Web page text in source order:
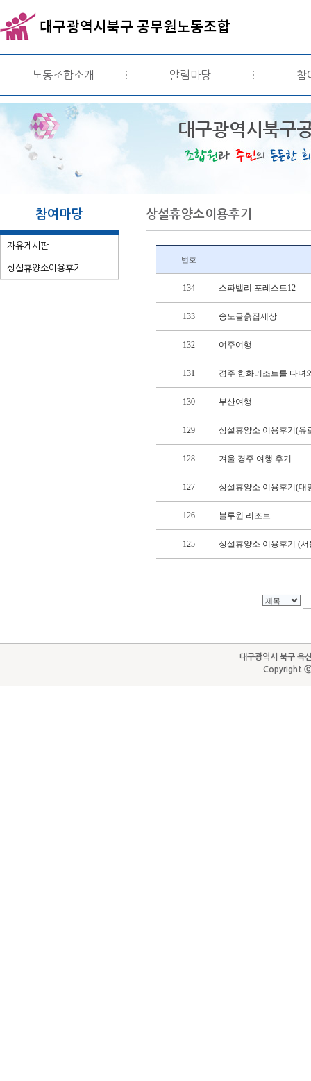
노동조합소개 알림마당 참
참여마당
자유게시판
상설휴양소이용후기
상설휴양소이용후기
대구광역시 북구
Copyright ⓒ